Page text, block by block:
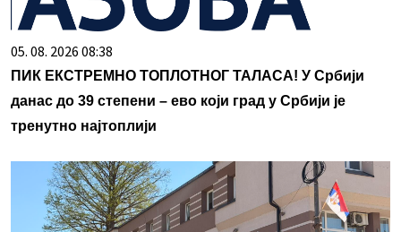
05. 08. 2026 08:38
ПИК ЕКСТРЕМНО ТОПЛОТНОГ ТАЛАСА! У Србији
данас до 39 степени – ево који град у Србији је
тренутно најтоплији